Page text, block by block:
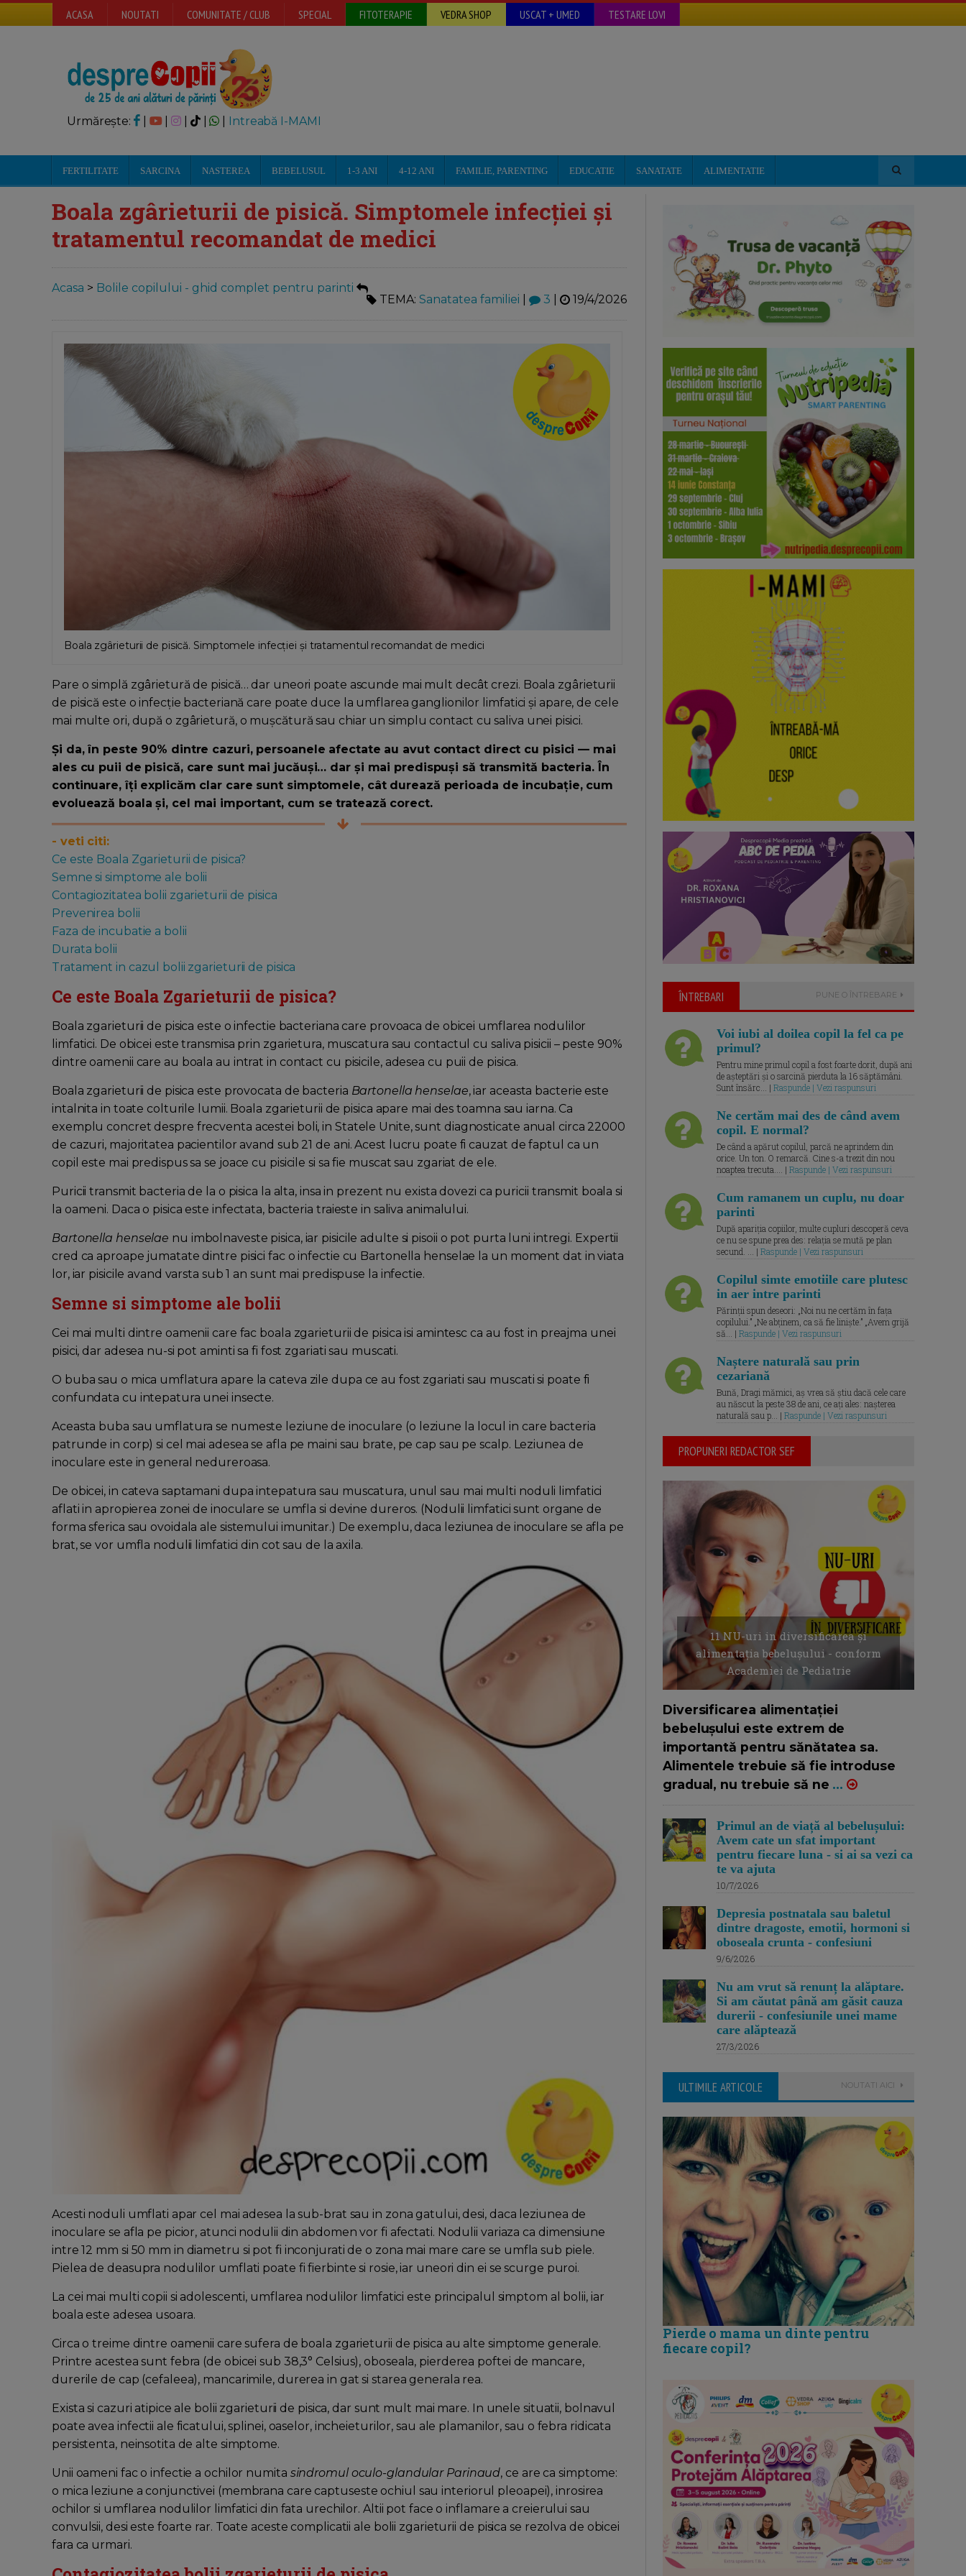
ACASA NOUTATI COMUNITATE / CLUB SPECIAL FITOTERAPIE VEDRA SHOP USCAT + UMED TESTARE LOVI
Urmărește: | | Intreabă I-MAMI
FERTILITATE SARCINA NASTEREA BEBELUSUL 1-3 ANI 4-12 ANI FAMILIE, PARENTING EDUCATIE SANATATE ALIMENTATIE
Boala zgârieturii de pisică. Simptomele infecţiei şi
tratamentul recomandat de medici
Acasa > Bolile copilului - ghid complet pentru parinti
TEMA: Sanatatea familiei 3 19/4/2026
Boala zgârieturii de pisică. Simptomele infecţiei şi tratamentul recomandat de medici
Pare o simplă zgârietură de pisică… dar uneori poate ascunde mai mult decât crezi. Boala zgârieturii
de pisică este o infecție bacteriană care poate duce la umflarea ganglionilor limfatici și apare, de cele
mai multe ori, după o zgârietură, o mușcătură sau chiar un simplu contact cu saliva unei pisici.
Și da, în peste 90% dintre cazuri, persoanele afectate au avut contact direct cu pisici — mai
ales cu puii de pisică, care sunt mai jucăuși… dar și mai predispuși să transmită bacteria. În
continuare, îți explicăm clar care sunt simptomele, cât durează perioada de incubație, cum
evoluează boala și, cel mai important, cum se tratează corect.
- veti citi:
Ce este Boala Zgarieturii de pisica?
Semne si simptome ale bolii
Contagiozitatea bolii zgarieturii de pisica
Prevenirea bolii
Faza de incubatie a bolii
Durata bolii
Tratament in cazul bolii zgarieturii de pisica
Ce este Boala Zgarieturii de pisica?
Boala zgarieturii de pisica este o infectie bacteriana care provoaca de obicei umflarea nodulilor
limfatici. De obicei este transmisa prin zgarietura, muscatura sau contactul cu saliva pisicii – peste 90%
dintre oamenii care au boala au intrat in contact cu pisicile, adesea cu puii de pisica.
Boala zgarieturii de pisica este provocata de bacteria Bartonella henselae, iar aceasta bacterie este
intalnita in toate colturile lumii. Boala zgarieturii de pisica apare mai des toamna sau iarna. Ca
exemplu concret despre frecventa acestei boli, in Statele Unite, sunt diagnosticate anual circa 22000
de cazuri, majoritatea pacientilor avand sub 21 de ani. Acest lucru poate fi cauzat de faptul ca un
copil este mai predispus sa se joace cu pisicile si sa fie muscat sau zgariat de ele.
Puricii transmit bacteria de la o pisica la alta, insa in prezent nu exista dovezi ca puricii transmit boala si
la oameni. Daca o pisica este infectata, bacteria traieste in saliva animalului.
Bartonella henselae nu imbolnaveste pisica, iar pisicile adulte si pisoii o pot purta luni intregi. Expertii
cred ca aproape jumatate dintre pisici fac o infectie cu Bartonella henselae la un moment dat in viata
lor, iar pisicile avand varsta sub 1 an sunt mai predispuse la infectie.
Semne si simptome ale bolii
Cei mai multi dintre oamenii care fac boala zgarieturii de pisica isi amintesc ca au fost in preajma unei
pisici, dar adesea nu-si pot aminti sa fi fost zgariati sau muscati.
O buba sau o mica umflatura apare la cateva zile dupa ce au fost zgariati sau muscati si poate fi
confundata cu intepatura unei insecte.
Aceasta buba sau umflatura se numeste leziune de inoculare (o leziune la locul in care bacteria
patrunde in corp) si cel mai adesea se afla pe maini sau brate, pe cap sau pe scalp. Leziunea de
inoculare este in general nedureroasa.
De obicei, in cateva saptamani dupa intepatura sau muscatura, unul sau mai multi noduli limfatici
aflati in apropierea zonei de inoculare se umfla si devine dureros. (Nodulii limfatici sunt organe de
forma sferica sau ovoidala ale sistemului imunitar.) De exemplu, daca leziunea de inoculare se afla pe
brat, se vor umfla nodulii limfatici din cot sau de la axila.
Acesti noduli umflati apar cel mai adesea la sub-brat sau in zona gatului, desi, daca leziunea de
inoculare se afla pe picior, atunci nodulii din abdomen vor fi afectati. Nodulii variaza ca dimensiune
intre 12 mm si 50 mm in diametru si pot fi inconjurati de o zona mai mare care se umfla sub piele.
Pielea de deasupra nodulilor umflati poate fi fierbinte si rosie, iar uneori din ei se scurge puroi.
La cei mai multi copii si adolescenti, umflarea nodulilor limfatici este principalul simptom al bolii, iar
boala este adesea usoara.
Circa o treime dintre oamenii care sufera de boala zgarieturii de pisica au alte simptome generale.
Printre acestea sunt febra (de obicei sub 38,3° Celsius), oboseala, pierderea poftei de mancare,
durerile de cap (cefaleea), mancarimile, durerea in gat si starea generala rea.
Exista si cazuri atipice ale bolii zgarieturii de pisica, dar sunt mult mai mare. In unele situatii, bolnavul
poate avea infectii ale ficatului, splinei, oaselor, incheieturilor, sau ale plamanilor, sau o febra ridicata
persistenta, neinsotita de alte simptome.
Unii oameni fac o infectie a ochilor numita sindromul oculo-glandular Parinaud, ce are ca simptome:
o mica leziune a conjunctivei (membrana care captuseste ochiul sau interiorul pleoapei), inrosirea
ochilor si umflarea nodulilor limfatici din fata urechilor. Altii pot face o inflamare a creierului sau
convulsii, desi este foarte rar. Toate aceste complicatii ale bolii zgarieturii de pisica se rezolva de obicei
fara ca urmari.
ÎNTREBARI PUNE O ÎNTREBARE
Voi iubi al doilea copil la fel ca pe
primul?
Pentru mine primul copil a fost foarte dorit, după ani
de așteptări și o sarcină pierduta la 16 săptămâni.
Sunt însărc... | Raspunde | Vezi raspunsuri
Ne certăm mai des de când avem
copil. E normal?
De când a apărut copilul, parcă ne aprindem din
orice. Un ton. O remarcă. Cine s-a trezit din nou
noaptea trecuta.... | Raspunde | Vezi raspunsuri
Cum ramanem un cuplu, nu doar
parinti
După apariția copiilor, multe cupluri descoperă ceva
ce nu se spune prea des: relația se mută pe plan
secund. ... | Raspunde | Vezi raspunsuri
Copilul simte emotiile care plutesc
in aer intre parinti
Părinții spun deseori: „Noi nu ne certăm în fața
copilului.” „Ne abținem, ca să fie liniște.” „Avem grijă
să... | Raspunde | Vezi raspunsuri
Naștere naturală sau prin
cezariană
Bună, Dragi mămici, aș vrea să știu dacă cele care
au născut la peste 38 de ani, ce ați ales: nașterea
naturală sau p... | Raspunde | Vezi raspunsuri
PROPUNERI REDACTOR SEF
11 NU-uri in diversificarea și
alimentația bebelușului - conform
Academiei de Pediatrie
Diversificarea alimentației
bebelușului este extrem de
importantă pentru sănătatea sa.
Alimentele trebuie să fie introduse
gradual, nu trebuie să ne ...
Primul an de viață al bebelușului:
Avem cate un sfat important
pentru fiecare luna - si ai sa vezi ca
te va ajuta
10/7/2026
Depresia postnatala sau baletul
dintre dragoste, emotii, hormoni si
oboseala crunta - confesiuni
9/6/2026
Nu am vrut să renunț la alăptare.
Si am căutat până am găsit cauza
durerii - confesiunile unei mame
care alăptează
27/3/2026
ULTIMILE ARTICOLE NOUTATI AICI
Pierde o mama un dinte pentru
fiecare copil?